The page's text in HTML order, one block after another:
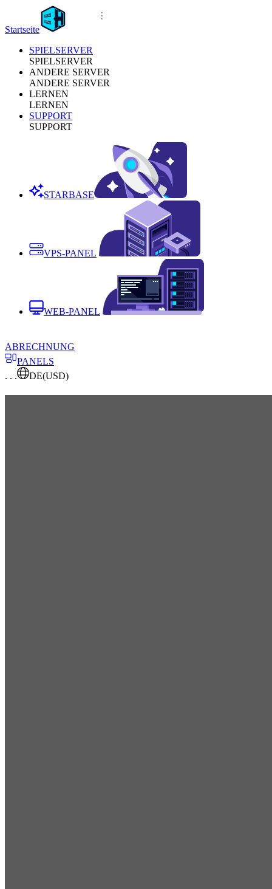
Startseite
SPIELSERVER
SPIELSERVER
ANDERE SERVER
ANDERE SERVER
LERNEN
LERNEN
SUPPORT
SUPPORT
STARBASE
VPS-PANEL
WEB-PANEL
ABRECHNUNG
PANELS
. . .
DE(USD)